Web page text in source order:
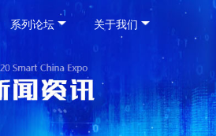
系列论坛 关于我们